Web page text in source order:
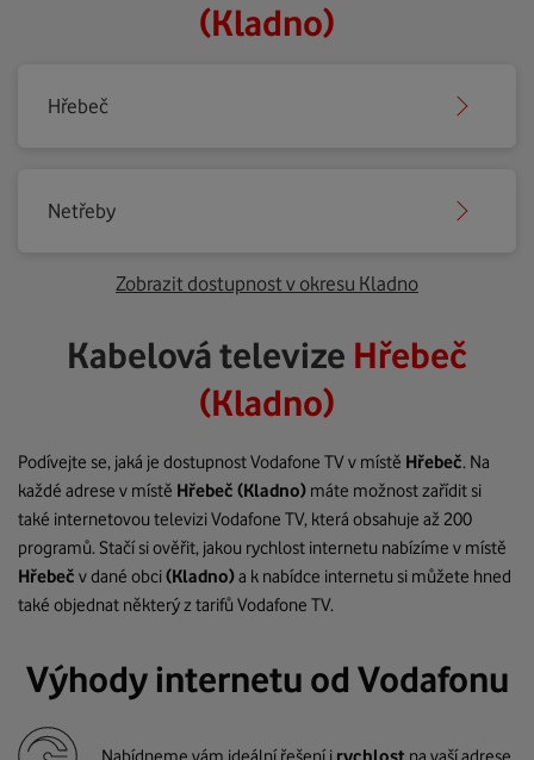
(Kladno)
Hřebeč
Netřeby
Zobrazit dostupnost v okresu Kladno
Kabelová televize Hřebeč
(Kladno)
Podívejte se, jaká je dostupnost Vodafone TV v místě Hřebeč. Na
každé adrese v místě Hřebeč (Kladno) máte možnost zařídit si
také internetovou televizi Vodafone TV, která obsahuje až 200
programů. Stačí si ověřit, jakou rychlost internetu nabízíme v místě
Hřebeč v dané obci(Kladno)a k nabídce internetu si můžete hned
také objednat některý z tarifů Vodafone TV.
Výhody internetu od Vodafonu